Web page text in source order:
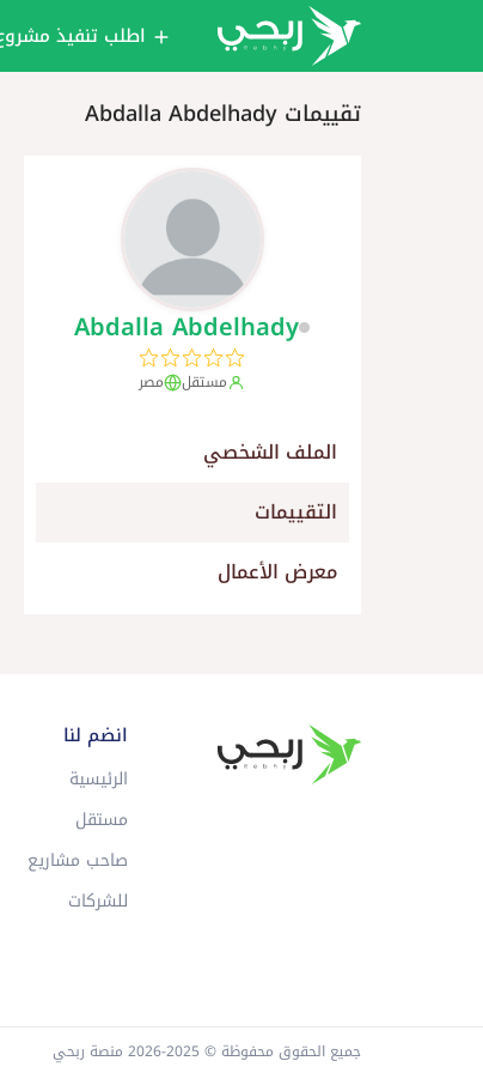
اطلب تنفيذ
تقييمات Abdalla Abdelhady
Abdalla Abdelhady
مستقل مصر
الملف الشخصي
التقييمات
معرض الأعمال
انضم لنا
الرئيسية
مستقل
صاحب مشاريع
للشركات
جميع الحقوق محفوظة © 2025-2026 منصة ربحي